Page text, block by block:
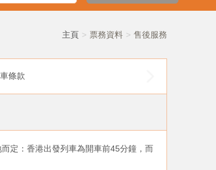
主頁 票務資料 售後服務
條款
定：香港出發列車為開車前45分鐘，而